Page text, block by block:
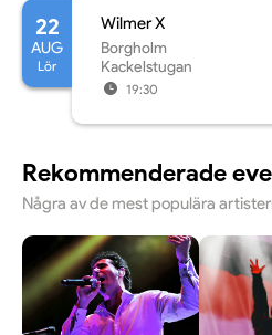
22
AUG
Lör
Wilmer X
Borgholm
Kackelstugan
19:30
Rekommenderade
Några av de mest populära